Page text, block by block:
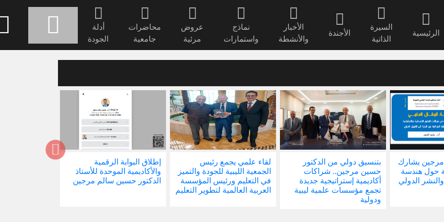
الرئيسية
السيرة
الذاتية
الأجندة
الأخبار
والأنشطة
نماذج
واستمارات
عروض
مرئية
محاضرات
جامعية
أدلة
الجودة
مرجين يشارك
حول هندسة
الدولي
بتنسيق دولي من الدكتور
حسين مرجين.. شراكات
أكاديمية إستراتيجية جديدة
تجمع مؤسسات علمية ليبية
ودولية
لقاء علمي يجمع رئيس
الجمعية الليبية للجودة والتميز
في التعليم ورئيس المؤسسة
العربية العالمية لتطوير التعليم
إطلاق البوابة الرقمية
والأكاديمية الموحدة للأستاذ
الدكتور حسين سالم مرجين